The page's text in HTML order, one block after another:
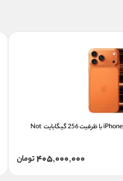
405,000,000تومان